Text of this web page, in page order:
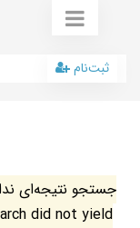
ثبت‌نام
جستجو نتیجه‌ای